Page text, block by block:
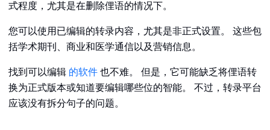
式程度，尤其是在删除俚语的情况下。
您可以使用已编辑的转录内容，尤其是非正式设置。 这些包
括学术期刊、商业和医学通信以及营销信息。
找到可以编辑 的软件 也不难。 但是，它可能缺乏将俚语转
换为正式版本或知道要编辑哪些位的智能。 不过，转录平台
应该没有拆分句子的问题。